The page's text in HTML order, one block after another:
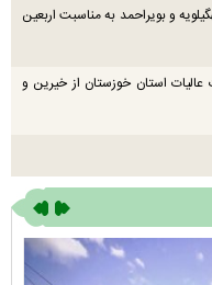
و بویراحمد به مناسبت اربعین
استان خوزستان از خیرین و